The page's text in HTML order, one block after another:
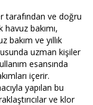
tarafından ve doğru
havuz bakımı,
bakım ve yıllık
uzman kişiler
esansında
içerir.
yapılan bu
ve klor